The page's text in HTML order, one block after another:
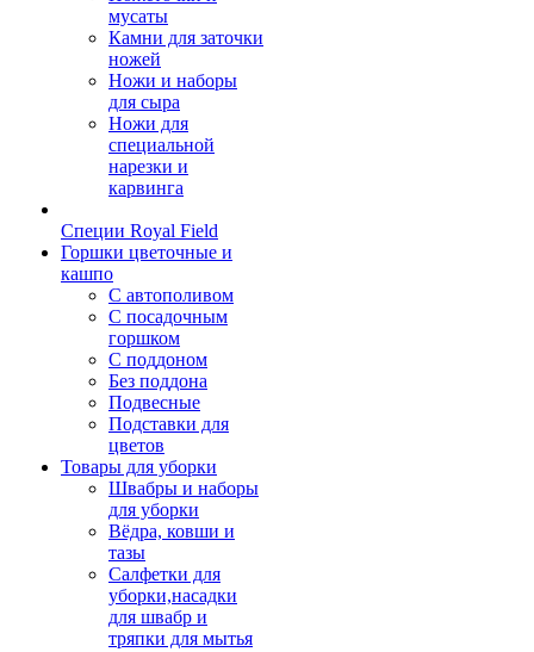
мусаты
Камни для заточки
ножей
Ножи и наборы
для сыра
Ножи для
специальной
нарезки и
карвинга
Специи Royal Field
Горшки цветочные и
кашпо
С автополивом
С посадочным
горшком
С поддоном
Без поддона
Подвесные
Подставки для
цветов
Товары для уборки
Швабры и наборы
для уборки
Вёдра, ковши и
тазы
Салфетки для
уборки,насадки
для швабр и
тряпки для мытья